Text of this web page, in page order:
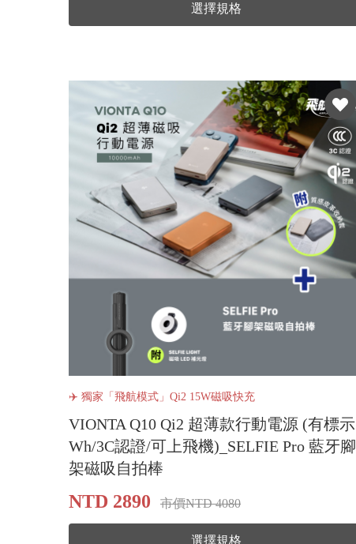
選擇規格
✈️ 獨家「飛航模式」Qi2 15W磁吸快充
VIONTA Q10 Qi2 超薄款行動電源 (有標示
Wh/3C認證/可上飛機)_SELFIE Pro 藍牙腳
架磁吸自拍棒
NTD 2890 市價NTD 4080
選擇規格